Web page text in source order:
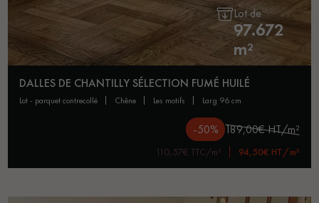
Lot de
97.672
m²
DALLES DE CHANTILLY SÉLECTION FUMÉ HUILÉ
lot - parquet contrecollé chêne les motifs larg 96 cm
-50% 189,00€ HT/m²
110,57€ TTC/m² 94,50€ HT/m²